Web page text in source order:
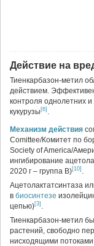
Действие на
Тиенкарбазон-метил
действием.
контроля однолетних
кукурузы [6] .
Механизм действия
Comittee/Комитет по
Society of America/
ингибирование
2020 г – группа B)[10] .
Ацетолактатсинтаза
в биосинтезе
цепью)[3] .
Тиенкарбазон-метил
растений, свободно
нисходящими